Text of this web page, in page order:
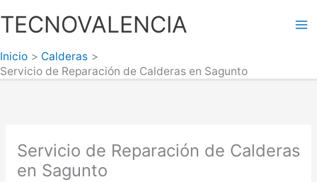
TECNOVALENCIA
Inicio
Calderas
Servicio de Reparación de Calderas en Sagunto
Servicio de Reparación de Calderas
en Sagunto